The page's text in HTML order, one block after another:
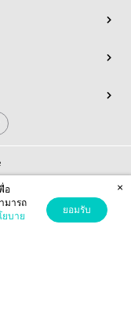
Company Limited
อ
มารถ
ยบาย
ยอมรับ
×